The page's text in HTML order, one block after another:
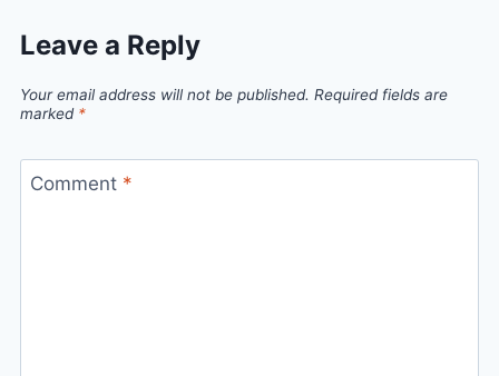
Leave a Reply
Your email address will not be published. Required fields are
marked *
Comment *